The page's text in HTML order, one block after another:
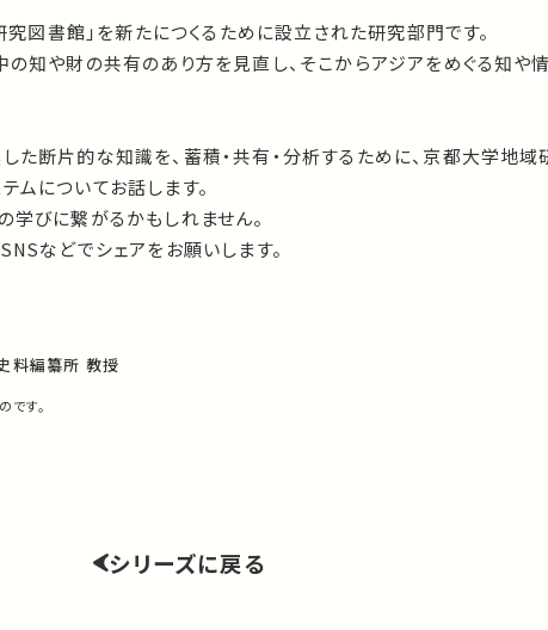
図書館」を新たにつくるために設立された研究部門です。
の知や財の共有のあり方を見直し、そこからアジアをめぐる知や
た断片的な知識を、蓄積・共有・分析するために、京都大学地
ムについてお話します。
びに繋がるかもしれません。
などでシェアをお願いします。
料編纂所 教授
す。
シリーズに戻る